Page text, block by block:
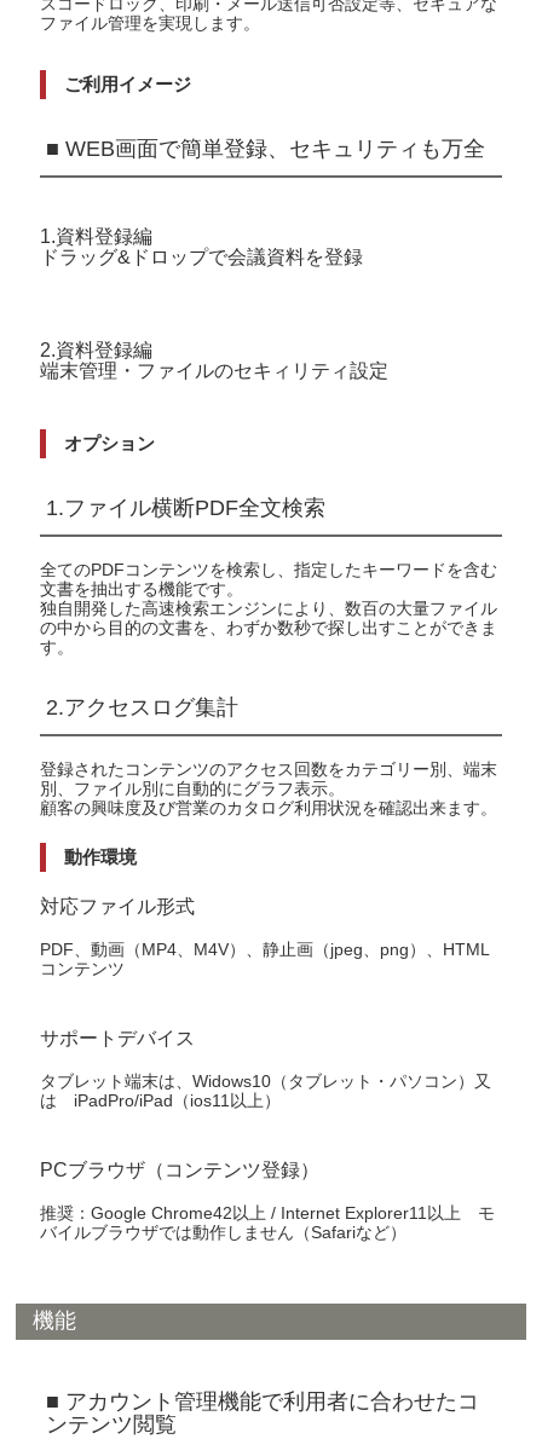
スコードロック、印刷・メール送信可否設定等、セキュアな
ファイル管理を実現します。
ご利用イメージ
■ WEB画面で簡単登録、セキュリティも万全
1.資料登録編
ドラッグ&ドロップで会議資料を登録
2.資料登録編
端末管理・ファイルのセキィリティ設定
オプション
1.ファイル横断PDF全文検索
全てのPDFコンテンツを検索し、指定したキーワードを含む
文書を抽出する機能です。
独自開発した高速検索エンジンにより、数百の大量ファイル
の中から目的の文書を、わずか数秒で探し出すことができま
す。
2.アクセスログ集計
登録されたコンテンツのアクセス回数をカテゴリー別、端末
別、ファイル別に自動的にグラフ表示。
顧客の興味度及び営業のカタログ利用状況を確認出来ます。
動作環境
対応ファイル形式
PDF、動画（MP4、M4V）、静止画（jpeg、png）、HTML
コンテンツ
サポートデバイス
タブレット端末は、Widows10（タブレット・パソコン）又
は iPadPro/iPad（ios11以上）
PCブラウザ（コンテンツ登録）
推奨：Google Chrome42以上 / Internet Explorer11以上 モ
バイルブラウザでは動作しません（Safariなど）
機能
■ アカウント管理機能で利用者に合わせたコ
ンテンツ閲覧